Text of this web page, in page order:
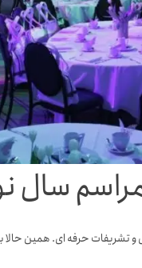
مراسم
تشریفات حرفه ای. همین حالا